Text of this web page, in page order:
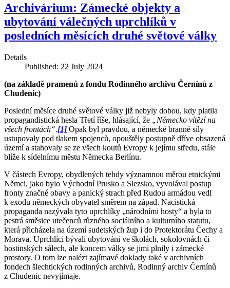
Archivárium: Zámecké objekty a
ubytování válečných uprchlíků v
posledních měsících druhé světové války
Details
Published: 22 July 2024
(na základě pramenů z fondu Rodinného archivu Černínů z
Chudenic)
Poslední měsíce druhé světové války již nebyly dobou, kdy platila
propagandistická hesla Třetí říše, hlásající, že „Německo vítězí na
všech frontách“.[1] Opak byl pravdou, a německé branné síly
ustupovaly pod tlakem spojenců, opouštěly postupně dříve obsazená
území a stahovaly se ze všech koutů Evropy k jejímu středu, stále
blíže k sídelnímu městu Německa Berlínu.
V částech Evropy, obydlených tehdy významnou měrou etnickými
Němci, jako bylo Východní Prusko a Slezsko, vyvolával postup
fronty značné obavy a panický strach před Rudou armádou vedl
k exodu německých obyvatel směrem na západ. Nacistická
propaganda nazývala tyto uprchlíky „národními hosty“ a byla to
pestrá směsice utečenců různého sociálního a kulturního statutu,
která přicházela na území sudetských žup i do Protektorátu Čechy a
Morava. Uprchlíci bývali ubytováni ve školách, sokolovnách či
hostinských sálech, ale koncem války se jimi plnily i zámecké
prostory. O tom lze nalézt zajímavé doklady také v archivních
fondech šlechtických rodinných archivů, Rodinný archiv Černínů
z Chudenic nevyjímaje.